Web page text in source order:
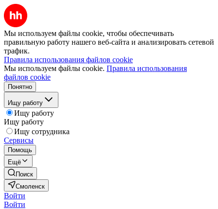
Мы используем файлы cookie, чтобы обеспечивать
правильную работу нашего веб-сайта и анализировать сетевой
трафик.
Правила использования файлов cookie
Мы используем файлы cookie. Правила использования
файлов cookie
Понятно
Ищу работу
Ищу работу
Ищу работу
Ищу сотрудника
Сервисы
Помощь
Ещё
Поиск
Смоленск
Войти
Войти